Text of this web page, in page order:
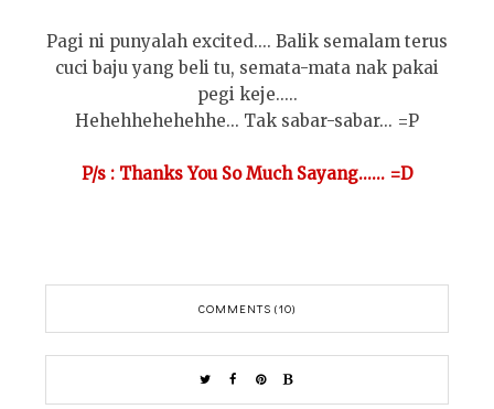
Pagi ni punyalah excited.... Balik semalam terus
cuci baju yang beli tu, semata-mata nak pakai
pegi keje.....
Hehehhehehehhe... Tak sabar-sabar... =P
P/s : Thanks You So Much Sayang...... =D
COMMENTS (10)